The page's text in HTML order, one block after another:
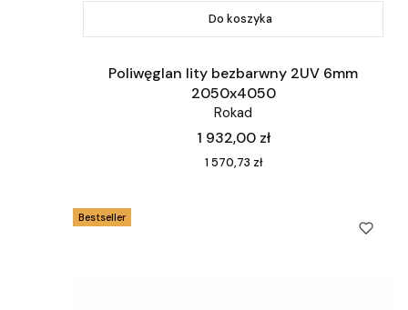
Do koszyka
Poliwęglan lity bezbarwny 2UV 6mm
2050x4050
Rokad
Cena
1 932,00 zł
Cena
1 570,73 zł
Bestseller